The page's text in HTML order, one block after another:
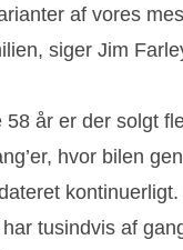
af vores
siger Jim
58 år er der solgt
hvor bilen
tusindvis af